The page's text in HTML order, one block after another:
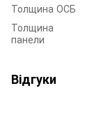
Толщина ОСБ
Толщина
панели
Відгуки